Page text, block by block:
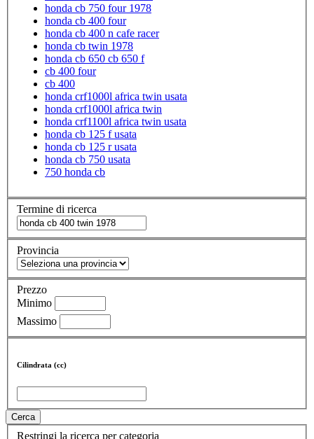
honda cb 750 four 1978
honda cb 400 four
honda cb 400 n cafe racer
honda cb twin 1978
honda cb 650 cb 650 f
cb 400 four
cb 400
honda crf1000l africa twin usata
honda crf1000l africa twin
honda crf1100l africa twin usata
honda cb 125 f usata
honda cb 125 r usata
honda cb 750 usata
750 honda cb
Termine di ricerca
Provincia
Prezzo
Minimo
Massimo
Cilindrata (cc)
Cerca
Restringi la ricerca per categoria